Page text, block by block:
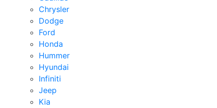
Chrysler
Dodge
Ford
Honda
Hummer
Hyundai
Infiniti
Jeep
Kia